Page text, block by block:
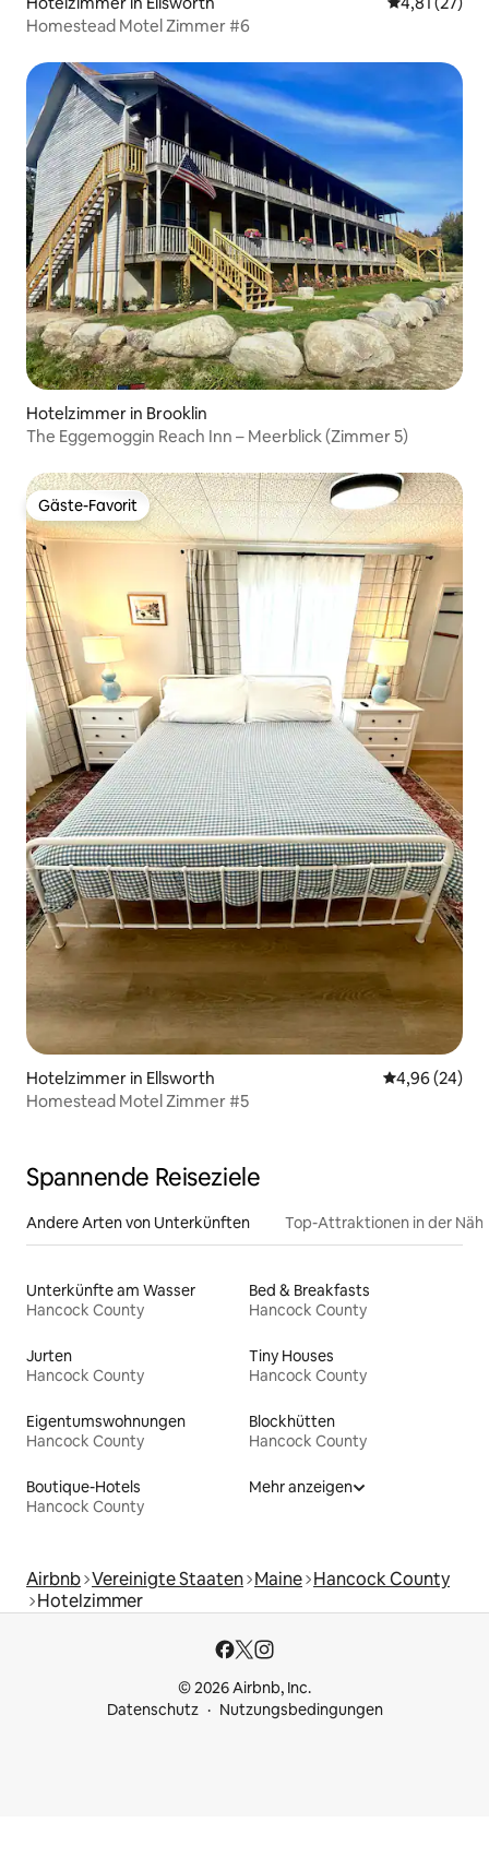
Homestead Motel Zimmer #6
Hotelzimmer in Brooklin
The Eggemoggin Reach Inn – Meerblick (Zimmer 5)
Gäste-Favorit
Gäste-Favorit
Hotelzimmer in Ellsworth
4,96 (24)
Homestead Motel Zimmer #5
Spannende Reiseziele
Andere Arten von Unterkünften Top-Attraktionen in der
Unterkünfte am Wasser
Hancock County
Bed & Breakfasts
Hancock County
Jurten
Hancock County
Tiny Houses
Hancock County
Eigentumswohnungen
Hancock County
Blockhütten
Hancock County
Boutique-Hotels
Hancock County
Mehr anzeigen
Airbnb Vereinigte Staaten Maine Hancock County
Hotelzimmer
© 2026 Airbnb, Inc.
Datenschutz
Nutzungsbedingungen